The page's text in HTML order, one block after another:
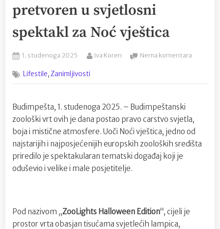
pretvoren u svjetlosni
spektakl za Noć vještica
Posted
1. studenoga 2025 By
Iva Koren Nema komentara
spektakl
za
vještica
Lifestile,Zanimljivosti
Budimpešta, 1. studenoga 2025. – Budimpeštanski
zoološki vrt ovih je dana postao pravo carstvo svjetla,
boja i mistične atmosfere. Uoči Noći vještica, jedno od
najstarijih i najposjećenijih europskih zooloških središta
priredilo je spektakularan tematski događaj koji je
oduševio i velike i male posjetitelje.
Pod nazivom „ZooLights Halloween Edition“, cijeli je
prostor vrta obasjan tisućama svjetlećih lampica,